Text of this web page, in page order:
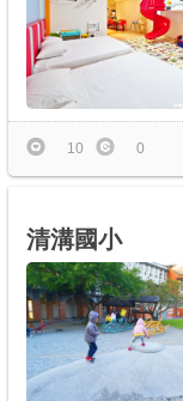
10 0
清溝國小